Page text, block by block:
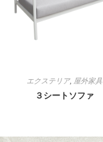
エクステリア, 屋外家具
３シートソファ